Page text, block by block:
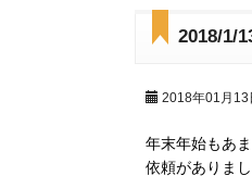
2018/1/
2018年01月13
年末年始もあ
依頼がありま